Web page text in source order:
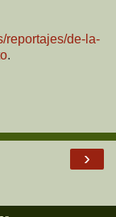
reportajes/de-la-
.
›